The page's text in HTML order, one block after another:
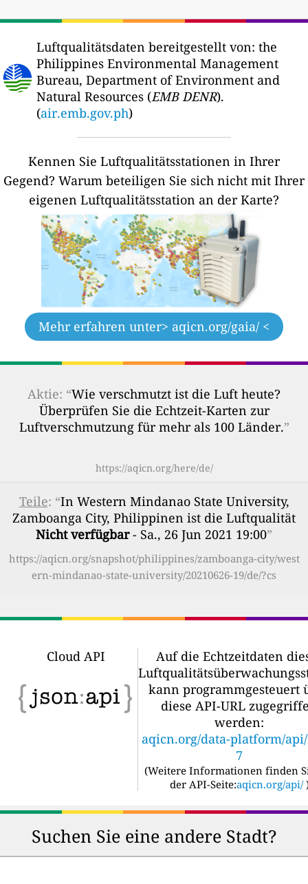
Luftqualitätsdaten bereitgestellt von: the
Philippines Environmental Management
Bureau, Department of Environment and
Natural Resources (EMB DENR).
(air.emb.gov.ph)
Kennen Sie Luftqualitätsstationen in Ihrer
Gegend? Warum beteiligen Sie sich nicht mit Ihrer
eigenen Luftqualitätsstation an der Karte?
Mehr erfahren unter> aqicn.org/gaia/ <
Aktie: “Wie verschmutzt ist die Luft heute?
Überprüfen Sie die Echtzeit-Karten zur
Luftverschmutzung für mehr als 100 Länder.”
https://aqicn.org/here/de/
Teile: “In Western Mindanao State University,
Zamboanga City, Philippinen ist die Luftqualität
Nicht verfügbar- Sa., 26 Jun 2021 19:00”
https://aqicn.org/snapshot/philippines/zamboanga-city/west
ern-mindanao-state-university/20210626-19/de/?cs
Cloud API
Auf die Echtzeitdaten
kann programmgesteuert
diese API-URL
werden:
aqicn.org/data-platform/
7
(Weitere Informationen finden
der API-Seite:aqicn.org/api/
Suchen Sie eine andere Stadt?